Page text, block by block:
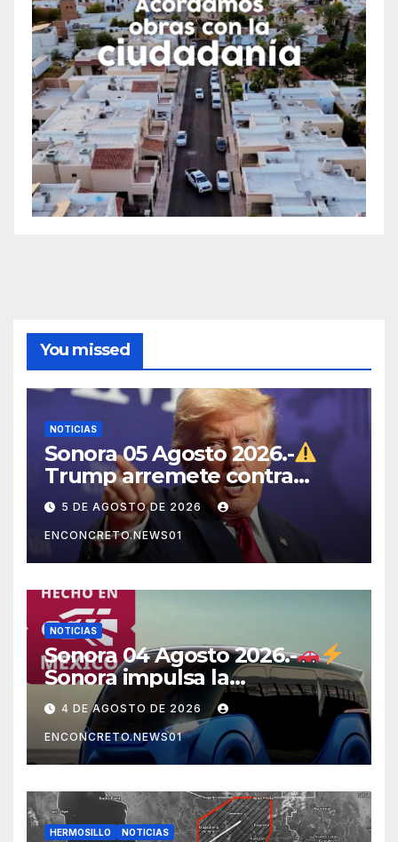
You missed
NOTICIAS
Sonora 05 Agosto 2026.-
Trump arremete contra
México, Canadá y otras
potencias por supuestos
abusos comerciales
5 DE AGOSTO DE 2026
ENCONCRETO.NEWS01
NOTICIAS
Sonora 04 Agosto 2026.-
Sonora impulsa la
electromovilidad con
«Beyond», un vehículo
eléctrico desarrollado junto
al ITH
4 DE AGOSTO DE 2026
ENCONCRETO.NEWS01
HERMOSILLO NOTICIAS